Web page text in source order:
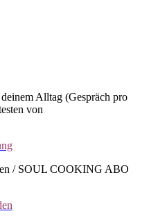
Alltag (Gespräch pro
von
/ SOUL COOKING ABO